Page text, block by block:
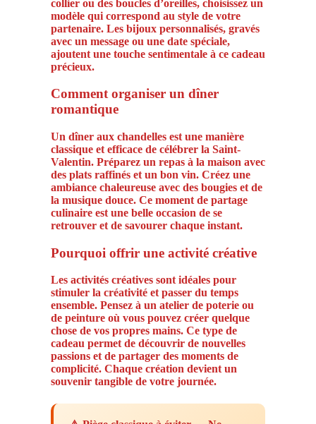
collier ou des boucles d’oreilles, choisissez un
modèle qui correspond au style de votre
partenaire. Les bijoux personnalisés, gravés
avec un message ou une date spéciale,
ajoutent une touche sentimentale à ce cadeau
précieux.
Comment organiser un dîner
romantique
Un dîner aux chandelles est une manière
classique et efficace de célébrer la Saint-
Valentin. Préparez un repas à la maison avec
des plats raffinés et un bon vin. Créez une
ambiance chaleureuse avec des bougies et de
la musique douce. Ce moment de partage
culinaire est une belle occasion de se
retrouver et de savourer chaque instant.
Pourquoi offrir une activité créative
Les activités créatives sont idéales pour
stimuler la créativité et passer du temps
ensemble. Pensez à un atelier de poterie ou
de peinture où vous pouvez créer quelque
chose de vos propres mains. Ce type de
cadeau permet de découvrir de nouvelles
passions et de partager des moments de
complicité. Chaque création devient un
souvenir tangible de votre journée.